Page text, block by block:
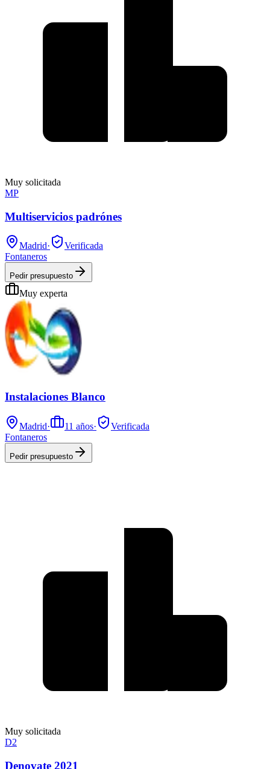
Muy solicitada
MP
Multiservicios padrónes
Madrid·
Verificada
Fontaneros
Pedir presupuesto
Muy experta
Instalaciones Blanco
Madrid· 11 años·
Verificada
Fontaneros
Pedir presupuesto
Muy solicitada
D2
Denovate 2021